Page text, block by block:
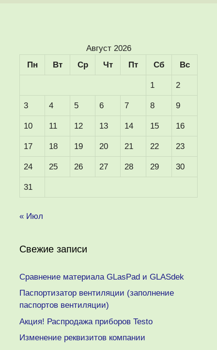
Август 2026
Пн
Вт Ср Чт Пт Сб Вс
1 2
3 4 5 6 7 8 9
10 11 12 13 14 15 16
17 18 19 20 21 22 23
24 25 26 27 28 29 30
31
« Июл
Свежие записи
Сравнение материала GLasPad и GLASdek
Паспортизатор вентиляции (заполнение
паспортов вентиляции)
Акция! Распродажа приборов Testo
Изменение реквизитов компании